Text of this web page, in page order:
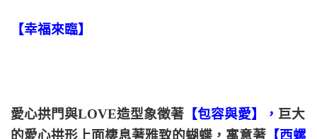
【幸福來臨】
愛心拱門與LOVE造型象徵著 【包容與愛】， 巨大
的愛心拱形上面棲息著雅致的蝴蝶，寓意著 【西螺